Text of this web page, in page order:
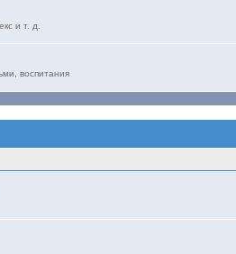
и т. д.
воспитания